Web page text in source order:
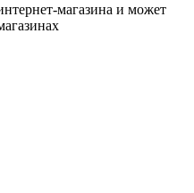
магазина и может